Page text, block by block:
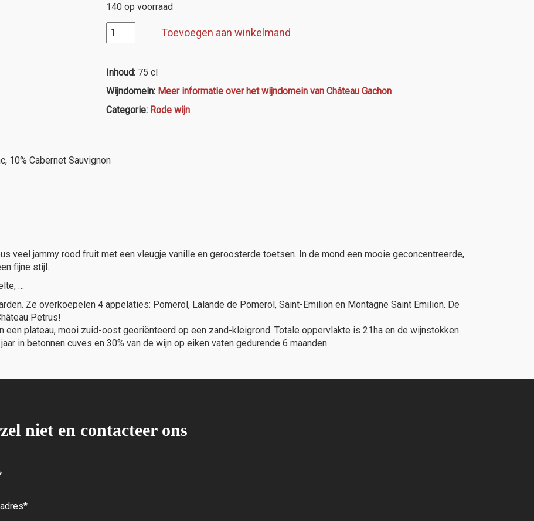
140 op voorraad
Montagne
Saint
Ch.Gachon
"Cuvée
les
Petites
Ranga"
Toevoegen aan winkelmand
Inhoud: 75 cl
Wijndomein: Meer informatie over het wijndomein van Château Gachon
Categorie: Rode wijn
10% Cabernet Sauvignon
veel jammy rood fruit met een vleugje vanille en geroosterde toetsen. In de mond een mooie geconcentreerde,
fijne stijl.
…
Ze overkoepelen 4 appelaties: Pomerol, Lalande de Pomerol, Saint-Emilion en Montagne Saint Emilion. De
Petrus!
een plateau, mooi zuid-oost georiënteerd op een zand-kleigrond. Totale oppervlakte is 21ha en de wijnstokken
in betonnen cuves en 30% van de wijn op eiken vaten gedurende 6 maanden.
niet en contacteer ons